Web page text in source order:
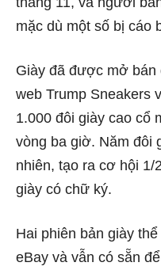
mặc dù một số bị cáo
Giày đã được mở
web Trump Sneakers
1.000 đôi giày cao cổ
vòng ba giờ. Năm đôi
nhiên, tạo ra cơ hội
giày có chữ ký.
Hai phiên bản giày
eBay và vẫn có sẵn